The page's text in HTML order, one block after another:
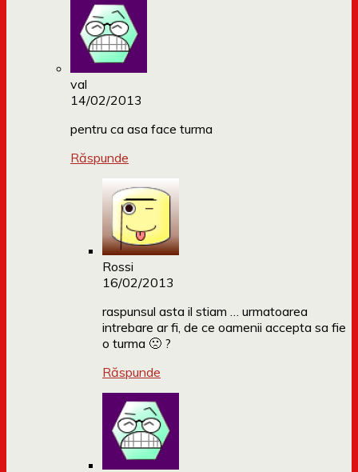
val
14/02/2013
pentru ca asa face turma
Răspunde
Rossi
16/02/2013
raspunsul asta il stiam … urmatoarea
intrebare ar fi, de ce oamenii accepta sa fie
o turma 🙁 ?
Răspunde